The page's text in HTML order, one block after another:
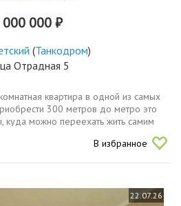
000 000 ₽
(Танкодром)
Отрадная 5
квартира в одной из самых
300 метров до метро это
куда можно переехать жить самим
что спрос есть всегда большой
В избранное
22.07.26